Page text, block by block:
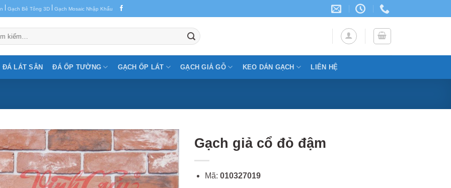
| Gạch Bê Tông 3D | Gạch Mosaic Nhập Khẩu
ĐÁ LÁT SÂN ĐÁ ỐP TƯỜNG GẠCH ỐP LÁT GẠCH GIẢ GỖ KEO DÁN GẠCH LIÊN HỆ
Gạch giả cổ đỏ đậm
Mã: 010327019